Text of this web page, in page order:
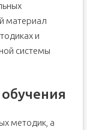
материал
и
системы
методик, а